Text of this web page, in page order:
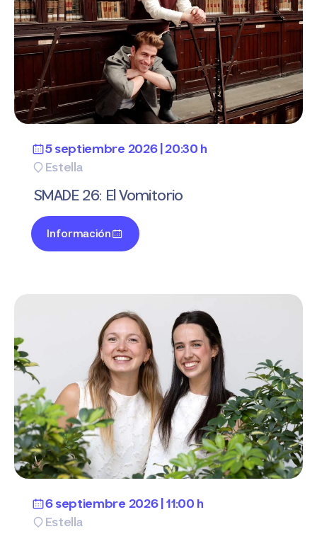
5 septiembre 2026 | 20:30 h
Estella
SMADE 26: El Vomitorio
Información
6 septiembre 2026 | 11:00 h
Estella